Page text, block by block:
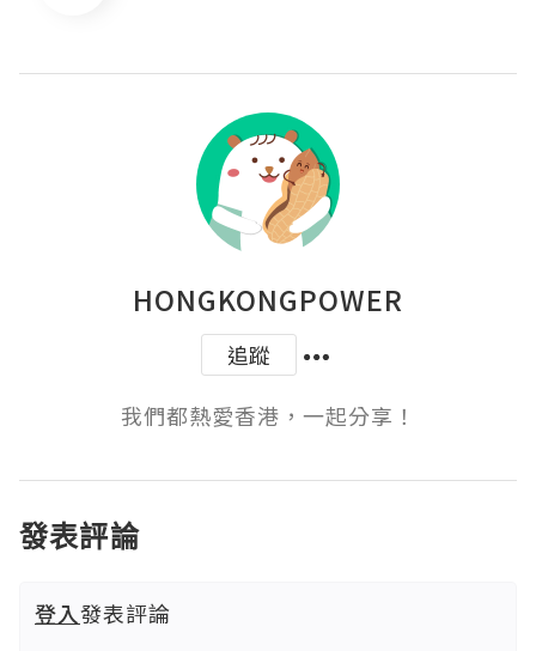
HONGKONGPOWER
追蹤
我們都熱愛香港，一起分享！
發表評論
登入發表評論